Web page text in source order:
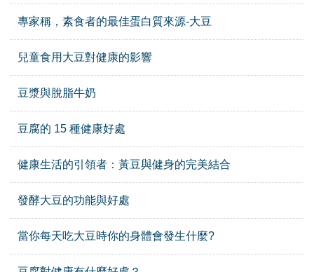
專家稱，素食者的最佳蛋白質來源-大豆
兒童食用大豆對健康的影響
豆漿與脫脂牛奶
豆腐的 15 種健康好處
健康生活的引領者：黃豆與健身的完美結合
發酵大豆的功能與好處
當你每天吃大豆時你的身體會發生什麼?